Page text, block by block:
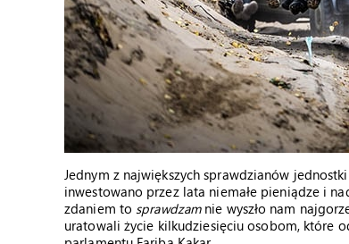
Jednym z największych sprawdzianów
inwestowano przez lata niemałe pieniądze i
zdaniem to sprawdzamnie wyszło nam
uratowali życie kilkudziesięciu osobom, które